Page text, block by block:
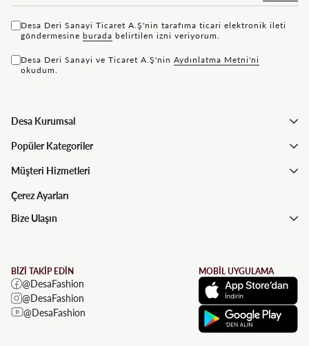
Desa Deri Sanayi Ticaret A.Ş'nin tarafıma ticari elektronik ileti
göndermesine bu rada belirtilen izni veriyorum.
Desa Deri Sanayi ve Ticaret A.Ş'nin Aydınlatma Metni'ni
okudum.
Desa Kurumsal
Popüler Kategoriler
Müşteri Hizmetleri
Çerez Ayarları
Bize Ulaşın
BİZİ TAKİP EDİN
@DesaFashion
@DesaFashion
@DesaFashion
MOBİL UYGULAMA